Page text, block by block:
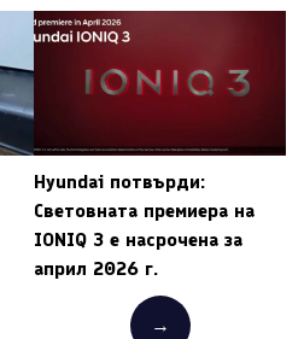
Hyundai потвърди:
Световната премиера на
IONIQ 3 е насрочена за
април 2026 г.
→